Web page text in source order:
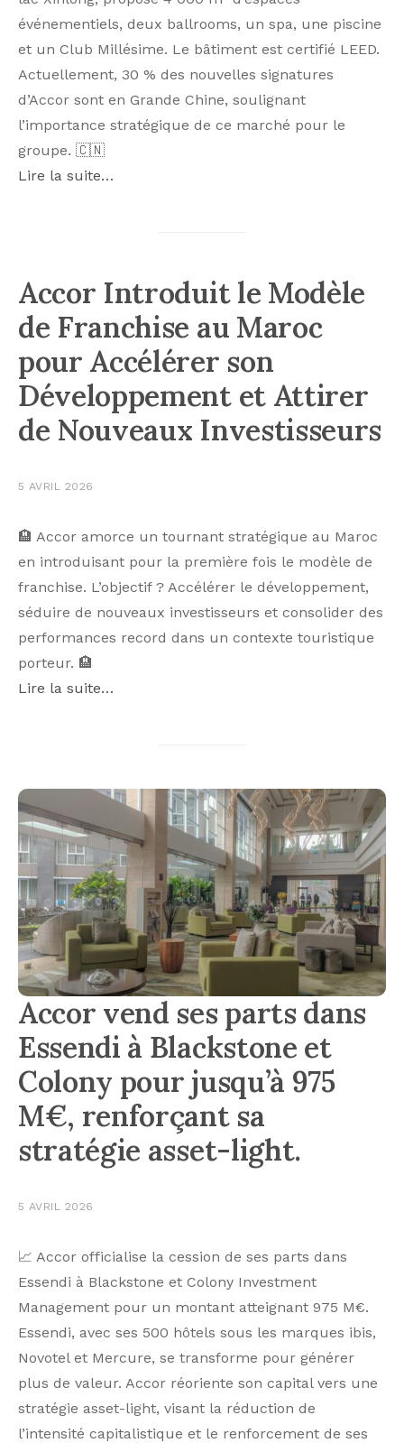
événementiels, deux ballrooms, un spa, une piscine
et un Club Millésime. Le bâtiment est certifié LEED.
Actuellement, 30 % des nouvelles signatures
d’Accor sont en Grande Chine, soulignant
l’importance stratégique de ce marché pour le
groupe. 🇨🇳
Lire la suite…
Accor Introduit le Modèle
de Franchise au Maroc
pour Accélérer son
Développement et Attirer
de Nouveaux Investisseurs
5 AVRIL 2026
🏨 Accor amorce un tournant stratégique au Maroc
en introduisant pour la première fois le modèle de
franchise. L’objectif ? Accélérer le développement,
séduire de nouveaux investisseurs et consolider des
performances record dans un contexte touristique
porteur. 🏨
Lire la suite…
Accor vend ses parts dans
Essendi à Blackstone et
Colony pour jusqu’à 975
M€, renforçant sa
stratégie asset-light.
5 AVRIL 2026
📈 Accor officialise la cession de ses parts dans
Essendi à Blackstone et Colony Investment
Management pour un montant atteignant 975 M€.
Essendi, avec ses 500 hôtels sous les marques ibis,
Novotel et Mercure, se transforme pour générer
plus de valeur. Accor réoriente son capital vers une
stratégie asset-light, visant la réduction de
l’intensité capitalistique et le renforcement de ses